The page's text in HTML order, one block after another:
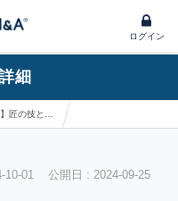
ログイン
細
10-01 公開日 : 2024-09-25